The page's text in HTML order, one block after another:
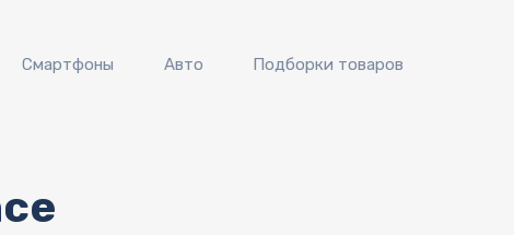
Смартфоны Авто Подборки товаров